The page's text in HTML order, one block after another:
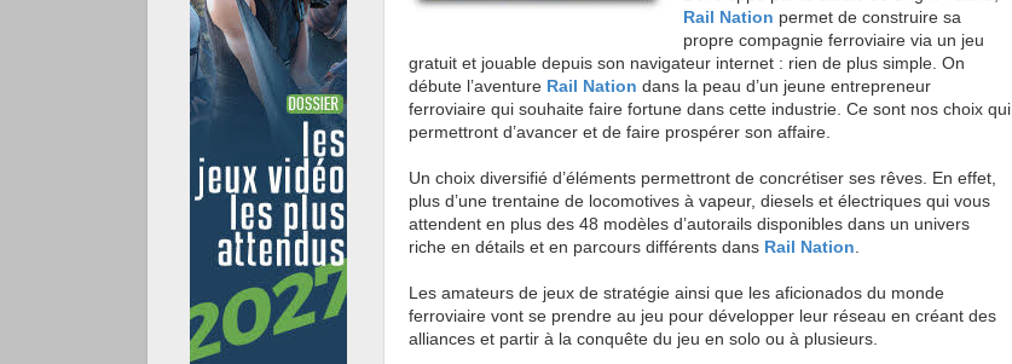
Rail Nation permet de construire sa
propre compagnie ferroviaire via un jeu
gratuit et jouable depuis son navigateur internet : rien de plus simple. On
débute l’aventure Rail Nation dans la peau d’un jeune entrepreneur
ferroviaire qui souhaite faire fortune dans cette industrie. Ce sont nos choix qui
permettront d’avancer et de faire prospérer son affaire.
Un choix diversifié d’éléments permettront de concrétiser ses rêves. En effet,
plus d’une trentaine de locomotives à vapeur, diesels et électriques qui vous
attendent en plus des 48 modèles d’autorails disponibles dans un univers
riche en détails et en parcours différents dans Rail Nation
Les amateurs de jeux de stratégie ainsi que les aficionados du monde
ferroviaire vont se prendre au jeu pour développer leur réseau en créant des
alliances et partir à la conquête du jeu en solo ou à plusieurs.